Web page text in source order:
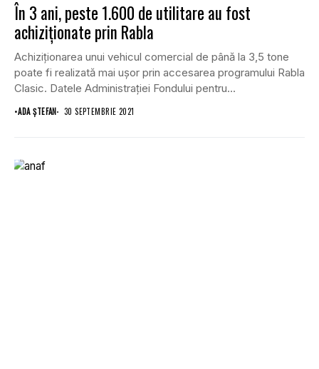
În 3 ani, peste 1.600 de utilitare au fost
achiziţionate prin Rabla
Achiziţionarea unui vehicul comercial de până la 3,5 tone
poate fi realizată mai uşor prin accesarea programului Rabla
Clasic. Datele Administraţiei Fondului pentru...
•ADA ȘTEFAN 30 SEPTEMBRIE 2021